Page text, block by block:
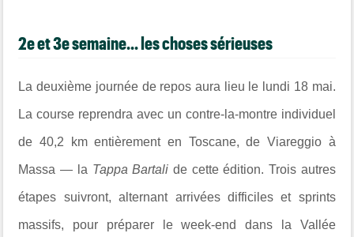
2e et 3e semaine... les choses sérieuses
La deuxième journée de repos aura lieu le lundi 18 mai.
La course reprendra avec un contre-la-montre individuel
de 40,2 km entièrement en Toscane, de Viareggio à
Massa — la Tappa Bartali de cette édition. Trois autres
étapes suivront, alternant arrivées difficiles et sprints
massifs, pour préparer le week-end dans la Vallée